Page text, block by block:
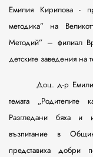
Емилия Кирилова -
методика” на
Методий” – филиал
детските заведения на
Доц. д-р
темата „Родителите
Разгледани бяха и
възпитание в
представиха добри